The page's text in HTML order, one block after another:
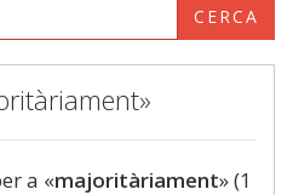
CERCA
a «majoritàriament» (1